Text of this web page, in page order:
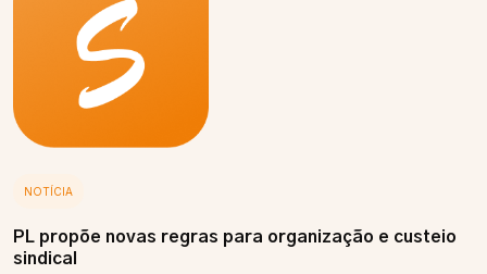
NOTÍCIA
PL propõe novas regras para organização e custeio
sindical